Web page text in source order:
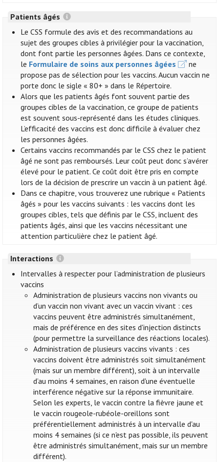
Patients âgés
Le CSS formule des avis et des recommandations au
sujet des groupes cibles à privilégier pour la vaccination,
dont font partie les personnes âgées. Dans ce contexte,
le Formulaire de soins aux personnes âgées
ne
propose pas de sélection pour les vaccins. Aucun vaccin ne
porte donc le sigle « 80+ » dans le Répertoire.
Alors que les patients âgés font souvent partie des
groupes cibles de la vaccination, ce groupe de patients
est souvent sous-représenté dans les études cliniques.
L’efficacité des vaccins est donc difficile à évaluer chez
les personnes âgées.
Certains vaccins recommandés par le CSS chez le patient
âgé ne sont pas remboursés. Leur coût peut donc s’avérer
élevé pour le patient. Ce coût doit être pris en compte
lors de la décision de prescrire un vaccin à un patient âgé.
Dans ce chapitre, vous trouverez une rubrique « Patients
âgés » pour les vaccins suivants : les vaccins dont les
groupes cibles, tels que définis par le CSS, incluent des
patients âgés, ainsi que les vaccins nécessitant une
attention particulière chez le patient âgé.
Interactions
Intervalles à respecter pour l’administration de plusieurs
vaccins
Administration de plusieurs vaccins non vivants ou
d’un vaccin non vivant avec un vaccin vivant : ces
vaccins peuvent être administrés simultanément,
mais de préférence en des sites d'injection distincts
(pour permettre la surveillance des réactions locales).
Administration de plusieurs vaccins vivants : ces
vaccins doivent être administrés soit simultanément
(mais sur un membre différent), soit à un intervalle
d’au moins 4 semaines, en raison d'une éventuelle
interférence négative sur la réponse immunitaire.
Selon les experts, le vaccin contre la fièvre jaune et
le vaccin rougeole-rubéole-oreillons sont
préférentiellement administrés à un intervalle d'au
moins 4 semaines (si ce n'est pas possible, ils peuvent
être administrés simultanément, mais sur un membre
différent).